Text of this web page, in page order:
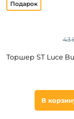
43
Торшер ST Luce
В